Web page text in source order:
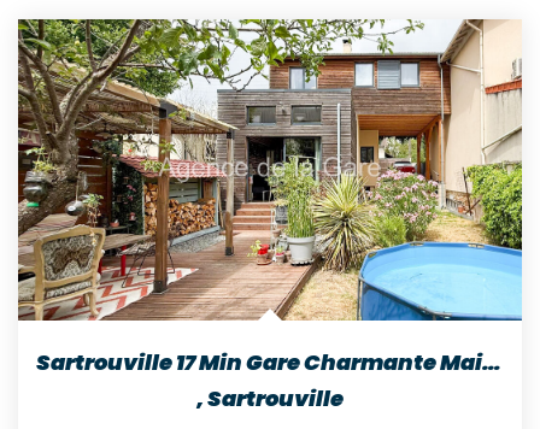
Sartrouville 17 Min Gare Charmante Maison Familiale De 5...
,Sartrouville